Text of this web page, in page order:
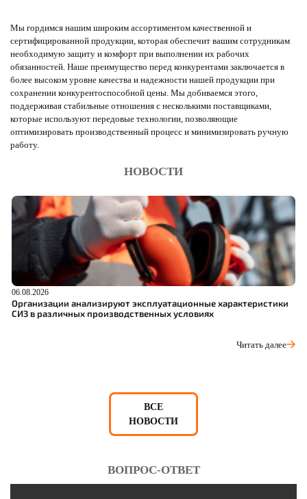
Мы гордимся нашим широким ассортиментом качественной и
сертифицированной продукции, которая обеспечит вашим сотрудникам
необходимую защиту и комфорт при выполнении их рабочих
обязанностей. Наше преимущество перед конкурентами заключается в
более высоком уровне качества и надежности нашей продукции при
сохранении конкурентоспособной цены. Мы добиваемся этого,
поддерживая стабильные отношения с несколькими поставщиками,
которые используют передовые технологии, позволяющие
оптимизировать производственный процесс и минимизировать ручную
работу.
НОВОСТИ
06.08.2026
Организации анализируют эксплуатационные характеристики
СИЗ в различных производственных условиях
Читать далее
ВСЕ
НОВОСТИ
ВОПРОС-ОТВЕТ